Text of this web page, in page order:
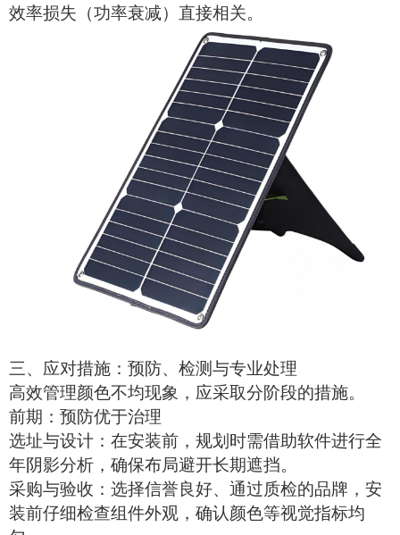
效率损失（功率衰减）直接相关。
三、应对措施：预防、检测与专业处理
高效管理颜色不均现象，应采取分阶段的措施。
前期：预防优于治理
选址与设计：在安装前，规划时需借助软件进行全
年阴影分析，确保布局避开长期遮挡。
采购与验收：选择信誉良好、通过质检的品牌，安
装前仔细检查组件外观，确认颜色等视觉指标均